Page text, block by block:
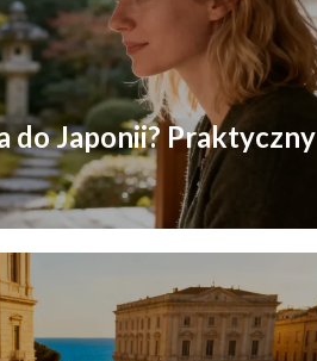
do Japonii? Praktyczny